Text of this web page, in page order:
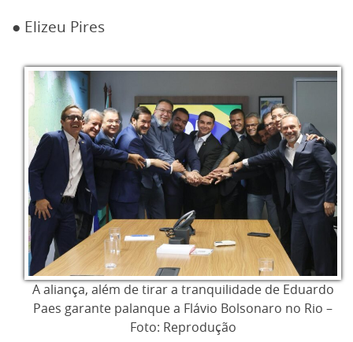
● Elizeu Pires
A aliança, além de tirar a tranquilidade de Eduardo
Paes garante palanque a Flávio Bolsonaro no Rio –
Foto: Reprodução